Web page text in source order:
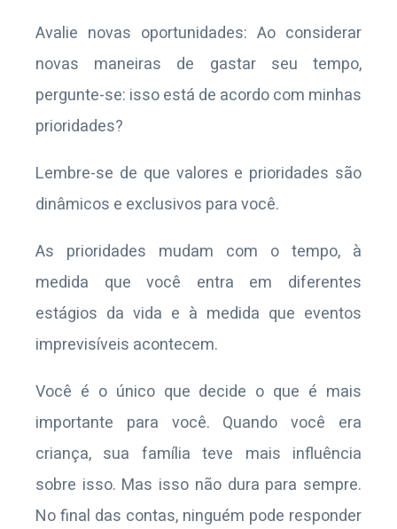
Avalie novas oportunidades: Ao considerar
novas maneiras de gastar seu tempo,
pergunte-se: isso está de acordo com minhas
prioridades?
Lembre-se de que valores e prioridades são
dinâmicos e exclusivos para você.
As prioridades mudam com o tempo, à
medida que você entra em diferentes
estágios da vida e à medida que eventos
imprevisíveis acontecem.
Você é o único que decide o que é mais
importante para você. Quando você era
criança, sua família teve mais influência
sobre isso. Mas isso não dura para sempre.
No final das contas, ninguém pode responder